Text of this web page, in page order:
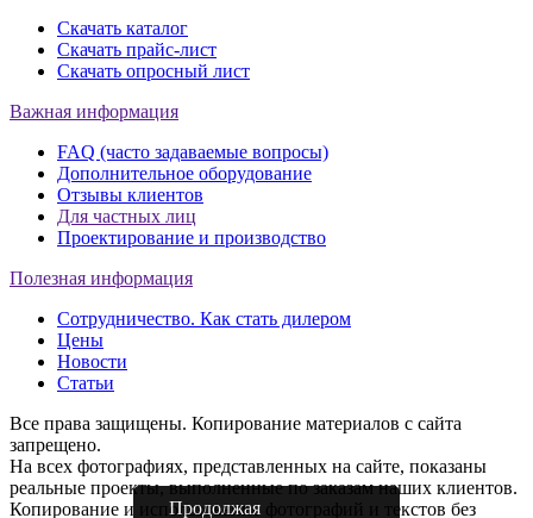
Скачать каталог
Скачать прайс-лист
Скачать опросный лист
Важная информация
FAQ (часто задаваемые вопросы)
Дополнительное оборудование
Отзывы клиентов
Для частных лиц
Проектирование и производство
Полезная информация
Сотрудничество. Как стать дилером
Цены
Новости
Статьи
Все права защищены. Копирование материалов с сайта
запрещено.
На всех фотографиях, представленных на сайте, показаны
реальные проекты, выполненные по заказам наших клиентов.
Копирование и использование фотографий и текстов без
Продолжая